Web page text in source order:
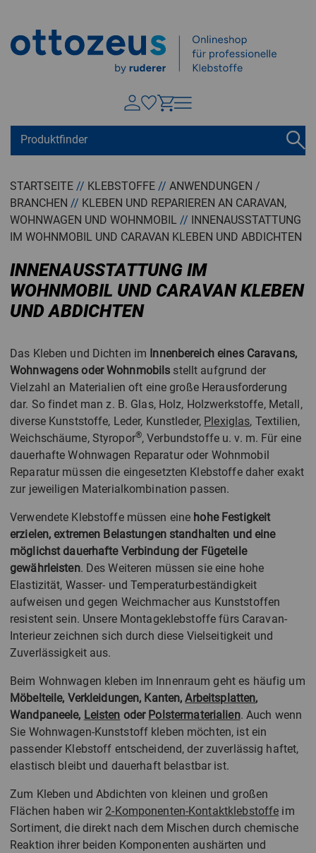
Springen zu
Tastaturkurzbefehle
Konto Shift + ALt + A
Menü ein-/ausblenden Shift + Alt + Z
STARTSEITE // KLEBSTOFFE // ANWENDUNGEN /
BRANCHEN // KLEBEN UND REPARIEREN AN CARAVAN,
WOHNWAGEN UND WOHNMOBIL // INNENAUSSTATTUNG
IM WOHNMOBIL UND CARAVAN KLEBEN UND ABDICHTEN
INNENAUSSTATTUNG IM
WOHNMOBIL UND CARAVAN KLEBEN
UND ABDICHTEN
Das Kleben und Dichten im Innenbereich eines Caravans,
Wohnwagens oder Wohnmobils stellt aufgrund der
Vielzahl an Materialien oft eine große Herausforderung
dar. So findet man z. B. Glas, Holz, Holzwerkstoffe, Metall,
diverse Kunststoffe, Leder, Kunstleder, Plexiglas, Textilien,
Weichschäume, Styropor®, Verbundstoffe u. v. m. Für eine
dauerhafte Wohnwagen Reparatur oder Wohnmobil
Reparatur müssen die eingesetzten Klebstoffe daher exakt
zur jeweiligen Materialkombination passen.
Verwendete Klebstoffe müssen eine hohe Festigkeit
erzielen, extremen Belastungen standhalten und eine
möglichst dauerhafte Verbindung der Fügeteile
gewährleisten. Des Weiteren müssen sie eine hohe
Elastizität, Wasser- und Temperaturbeständigkeit
aufweisen und gegen Weichmacher aus Kunststoffen
resistent sein. Unsere Montageklebstoffe fürs Caravan-
Interieur zeichnen sich durch diese Vielseitigkeit und
Zuverlässigkeit aus.
Beim Wohnwagen kleben im Innenraum geht es häufig um
Möbelteile, Verkleidungen, Kanten,Arbeitsplatten,
Wandpaneele, Leisten oder Polstermaterialien. Auch wenn
Sie Wohnwagen-Kunststoff kleben möchten, ist ein
passender Klebstoff entscheidend, der zuverlässig haftet,
elastisch bleibt und dauerhaft belastbar ist.
Zum Kleben und Abdichten von kleinen und großen
Flächen haben wir 2-Komponenten-Kontaktklebstoffe im
Sortiment, die direkt nach dem Mischen durch chemische
Reaktion ihrer beiden Komponenten aushärten und